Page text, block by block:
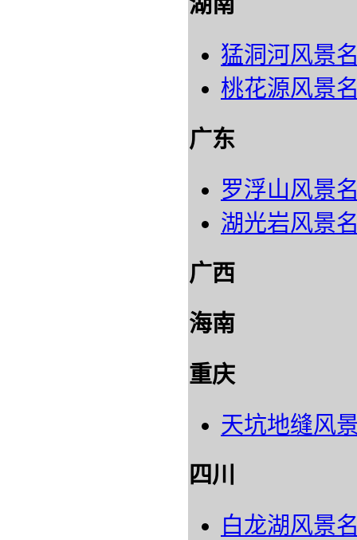
猛洞河风景
桃花源风景
广东
罗浮山风景
湖光岩风景
广西
海南
重庆
天坑地缝风
四川
白龙湖风景